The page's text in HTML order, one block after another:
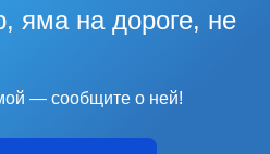
яма на дороге, не
— сообщите о ней!